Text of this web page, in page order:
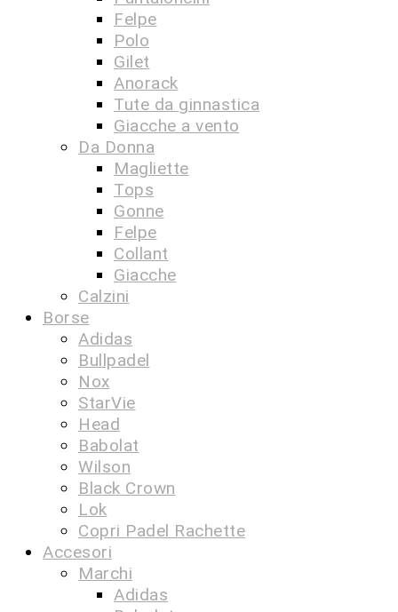
Felpe
Polo
Gilet
Anorack
Tute da ginnastica
Giacche a vento
Da Donna
Magliette
Tops
Gonne
Felpe
Collant
Giacche
Calzini
Borse
Adidas
Bullpadel
Nox
StarVie
Head
Babolat
Wilson
Black Crown
Lok
Copri Padel Rachette
Accesori
Marchi
Adidas